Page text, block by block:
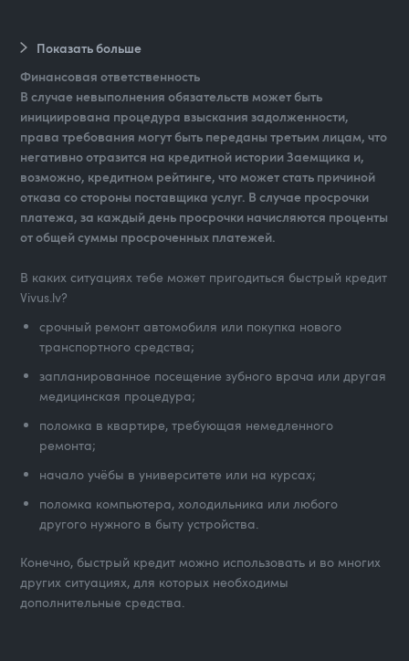
Показать больше
Финансовая ответственность
В случае невыполнения обязательств может быть
инициирована процедура взыскания задолженности,
права требования могут быть переданы третьим лицам, что
негативно отразится на кредитной истории Заемщика и,
возможно, кредитном рейтинге, что может стать причиной
отказа со стороны поставщика услуг. В случае просрочки
платежа, за каждый день просрочки начисляются проценты
от общей суммы просроченных платежей.
В каких ситуациях тебе может пригодиться быстрый кредит
Vivus.lv?
срочный ремонт автомобиля или покупка нового
транспортного средства;
запланированное посещение зубного врача или другая
медицинская процедура;
поломка в квартире, требующая немедленного
ремонта;
начало учёбы в университете или на курсах;
поломка компьютера, холодильника или любого
другого нужного в быту устройства.
Конечно, быстрый кредит можно использовать и во многих
других ситуациях, для которых необходимы
дополнительные средства.